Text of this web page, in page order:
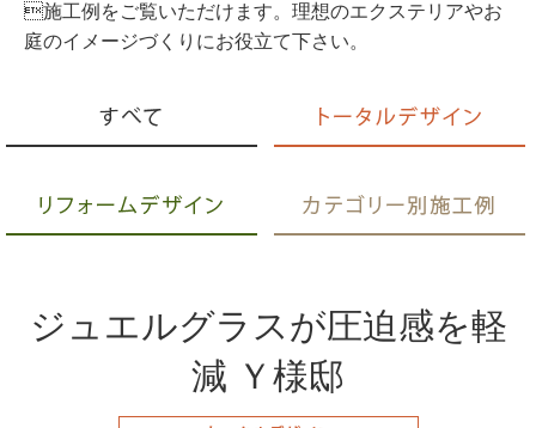
施工例をご覧いただけます。理想のエクステリアやお
庭のイメージづくりにお役立て下さい。
ジュエルグラスが圧迫感を軽
減 Ｙ様邸